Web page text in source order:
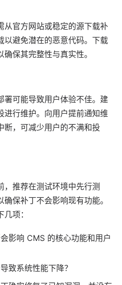
从官方网站或稳定的源下载补
以避免潜在的恶意代码。下载
保其完整性与真实性。
署可能导致用户体验不佳。建
进行维护。向用户提前通知维
断，可减少用户的不满和投
，推荐在测试环境中先行测
保补丁不会影响现有功能。
项：
影响 CMS 的核心功能和用户
致系统性能下降？